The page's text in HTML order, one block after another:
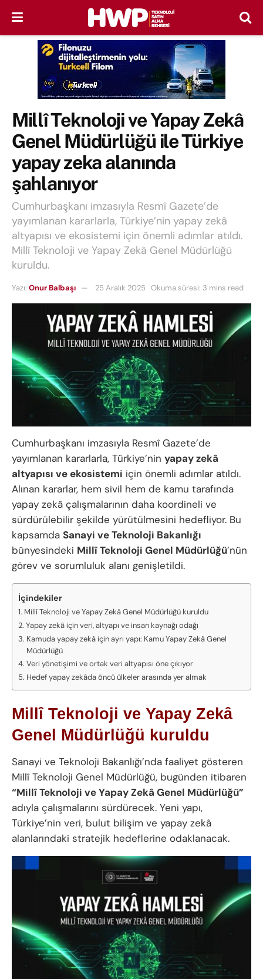
Millî Teknoloji ve Yapay Zekâ
Genel Müdürlüğü ile Türkiye
yapay zeka alanında
şahlanıyor
Cumhurbaşkanı imzasıyla Resmî Gazete’de
yayımlanan kararlarla, Türkiye’nin yapay zekâ
altyapısı ve ekosistemi için önemli adımlar atıldı.
Millî Teknoloji ve Yapay Zekâ Genel Müdürlüğü
kuruldu.
Yazı: Onur Balbaşı 25 Aralık 2025 Okuma süresi: 3 mins read
Cumhurbaşkanı imzasıyla Resmî Gazete’de
yayımlanan kararlarla, Türkiye’nin yapay zekâ
altyapısı ve ekosistemi için önemli adımlar atıldı.
Alınan kararlar, hem sivil hem de kamu tarafında
yapay zekâ çalışmalarının daha koordineli ve
sürdürülebilir şekilde yürütülmesini hedefliyor. Bu
kapsamda Sanayi ve Teknoloji Bakanlığı
bünyesindeki Millî Teknoloji Genel Müdürlüğü’nün
görev ve sorumluluk alanı genişletildi.
İçindekiler
Millî Teknoloji ve Yapay Zekâ Genel Müdürlüğü kuruldu
Yapay zekâ için veri, altyapı ve insan kaynağı odağı
Kamuda yapay zekâ için ayrı yapı: Kamu Yapay Zekâ Genel
Müdürlüğü
Veri yönetişimi ve ortak veri altyapısı öne çıkıyor
Hedef yapay zekâda öncü ülkeler arasında yer almak
Millî Teknoloji ve Yapay Zekâ
Genel Müdürlüğü kuruldu
Sanayi ve Teknoloji Bakanlığı’nda faaliyet gösteren
Millî Teknoloji Genel Müdürlüğü, bugünden itibaren
“Millî Teknoloji ve Yapay Zekâ Genel Müdürlüğü”
adıyla çalışmalarını sürdürecek. Yeni yapı,
Türkiye’nin veri, bulut bilişim ve yapay zekâ
alanlarındaki stratejik hedeflerine odaklanacak.